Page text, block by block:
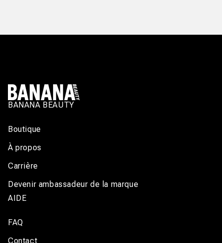
BANANA BEAUTY
Boutique
À propos
Carrière
Devenir ambassadeur de la marque
AIDE
FAQ
Contact